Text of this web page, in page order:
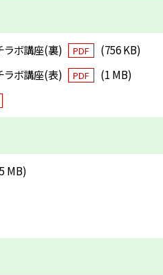
ラボ講座(裏) PDF
(756 KB)
ラボ講座(表)
PDF
(1 MB)
MB)